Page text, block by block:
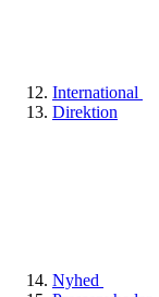
International
Direktion
Nyhed